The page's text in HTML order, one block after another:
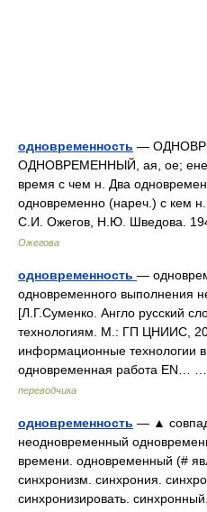
одновременность —
ОДНОВРЕМЕННЫЙ, ая, ое;
время с чем н. Два
одновременно (нареч.) с кем
С.И. Ожегов, Н.Ю. Шведова.
Ожегова
одновременность —
одновременного выполнения
[Л.Г.Суменко. Англо русский
технологиям. М.: ГП ЦНИИС,
информационные технологии
одновременная работа EN…
переводчика
одновременность — ▲
неодновременный
времени. одновременный (#
синхронизм. синхрония.
синхронизировать.